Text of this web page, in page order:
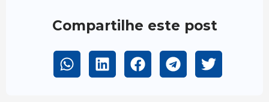
Compartilhe este post